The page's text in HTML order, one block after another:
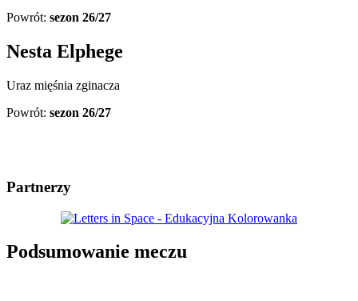
Powrót: sezon 26/27
Nesta Elphege
Uraz mięśnia zginacza
Powrót: sezon 26/27
Partnerzy
Podsumowanie meczu